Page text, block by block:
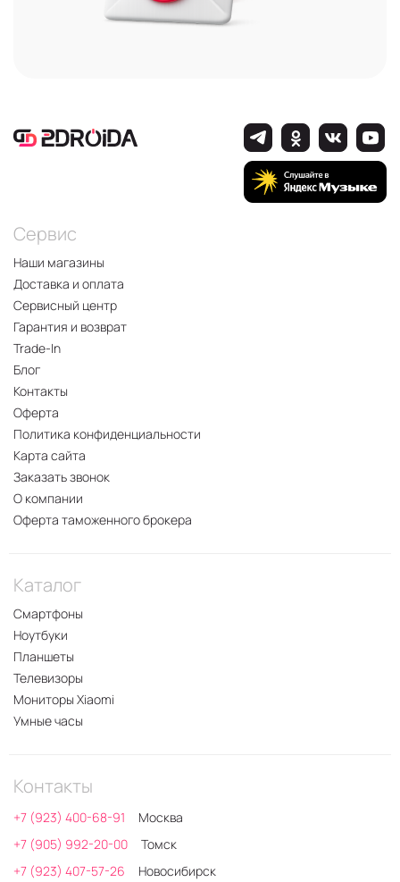
Сервис
Наши магазины
Доставка и оплата
Сервисный центр
Гарантия и возврат
Trade-In
Блог
Контакты
Оферта
Политика конфиденциальности
Карта сайта
Заказать звонок
О компании
Оферта таможенного брокера
Каталог
Смартфоны
Ноутбуки
Планшеты
Телевизоры
Мониторы Xiaomi
Умные часы
Контакты
+7 (923) 400-68-91
Москва
+7 (905) 992-20-00
Томск
+7 (923) 407-57-26
Новосибирск